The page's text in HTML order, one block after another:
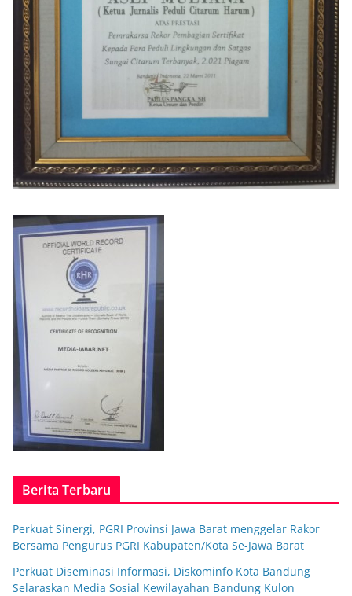
Berita Terbaru
Perkuat Sinergi, PGRI Provinsi Jawa Barat menggelar Rakor
Bersama Pengurus PGRI Kabupaten/Kota Se-Jawa Barat
Perkuat Diseminasi Informasi, Diskominfo Kota Bandung
Selaraskan Media Sosial Kewilayahan Bandung Kulon